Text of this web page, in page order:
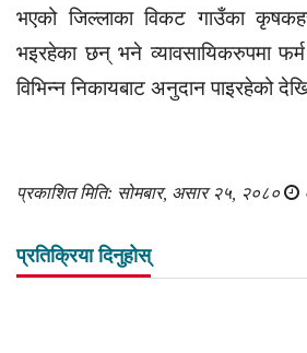
भएको जिल्लाका विकट गाउँका
भइरहेका छन् भने व्यावसायिकरुपमा
विभिन्न निकायबाट अनुदान पाइरहेको
प्रकाशित मिति: सोमबार, असार २५, २०८०
प्रतिक्रिया दिनुहोस्